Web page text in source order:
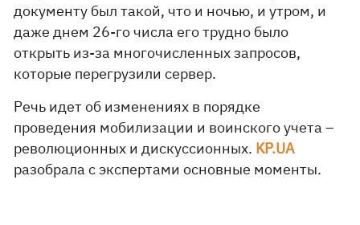
документу был такой, что и ночью, и утром, и
даже днем ​​26-го числа его трудно было
открыть из-за многочисленных запросов,
которые перегрузили сервер.
Речь идет об изменениях в порядке
проведения мобилизации и воинского учета –
революционных и дискуссионных. KP.UA
разобрала с экспертами основные моменты.